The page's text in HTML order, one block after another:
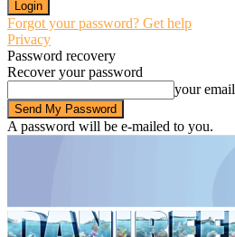
Forgot your password? Get help
Privacy
Password recovery
Recover your password
your email
A password will be e-mailed to you.